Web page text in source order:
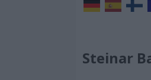
Steinar